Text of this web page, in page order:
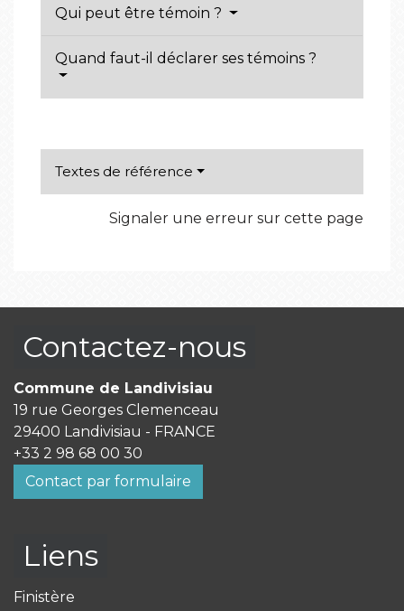
Qui peut être témoin ?
Quand faut-il déclarer ses témoins ?
Textes de référence
Signaler une erreur sur cette page
Contactez-nous
Commune de Landivisiau
19 rue Georges Clemenceau
29400 Landivisiau - FRANCE
+33 2 98 68 00 30
Contact par formulaire
Liens
Finistère